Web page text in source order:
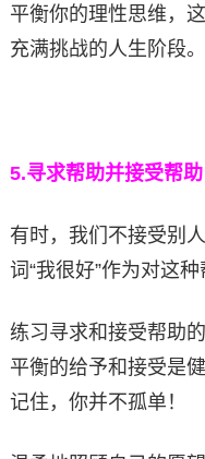
平衡你的理性思维，
充满挑战的人生阶段。
5.寻求帮助并接受帮助
有时，我们不接受别
词“我很好”作为对这
练习寻求和接受帮助
平衡的给予和接受是
记住，你并不孤单！